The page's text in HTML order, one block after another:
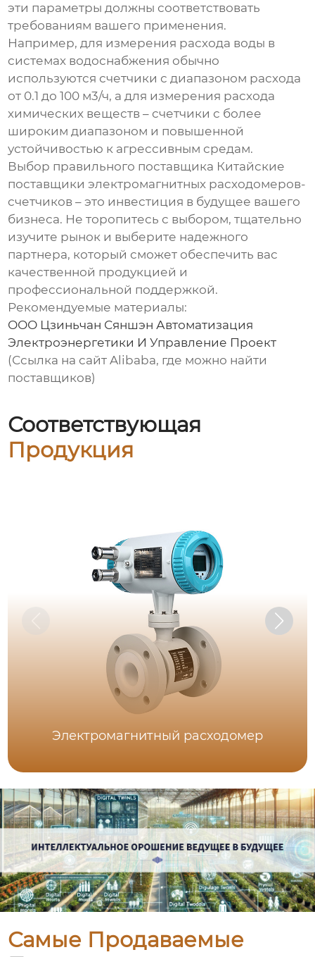
эти параметры должны соответствовать
требованиям вашего применения.
Например, для измерения расхода воды в
системах водоснабжения обычно
используются счетчики с диапазоном расхода
от 0.1 до 100 м3/ч, а для измерения расхода
химических веществ – счетчики с более
широким диапазоном и повышенной
устойчивостью к агрессивным средам.
Выбор правильного поставщика Китайские
поставщики электромагнитных расходомеров-
счетчиков – это инвестиция в будущее вашего
бизнеса. Не торопитесь с выбором, тщательно
изучите рынок и выберите надежного
партнера, который сможет обеспечить вас
качественной продукцией и
профессиональной поддержкой.
Рекомендуемые материалы:
ООО Цзиньчан Сяншэн Автоматизация
Электроэнергетики И Управление Проект
(Ссылка на сайт Alibaba, где можно найти
поставщиков)
Соответствующая
Продукция
Электромагнитный расходомер
Самые Продаваемые